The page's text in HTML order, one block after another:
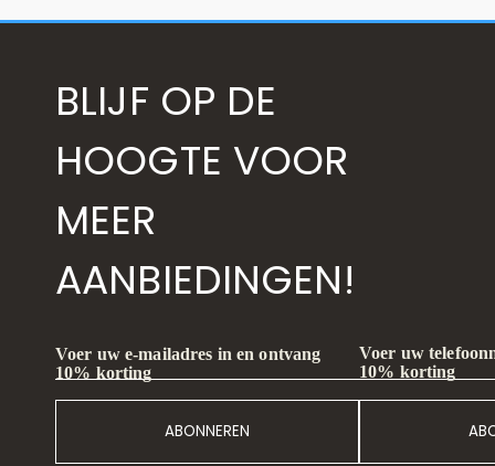
BLIJF OP DE
HOOGTE VOOR
MEER
AANBIEDINGEN!
Voer uw e-mailadres in en ontvang
10% korting
ABONNEREN
Voer uw
10% korting